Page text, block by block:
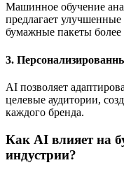
Машинное обучение
предлагает
бумажные пакеты
3.
AI позволяет
целевые аудитории,
каждого бренда.
Как AI влияет на
индустрии?